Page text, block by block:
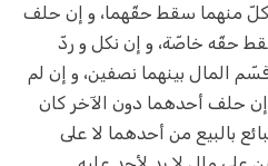
منهما سقط حقّهما، و إن حلف
حقّه خاصّة، و إن نكل و ردّ
المال بينهما نصفين، و إن لم
حلف أحدهما دون الآخر كان
بالبيع من أحدهما لا على